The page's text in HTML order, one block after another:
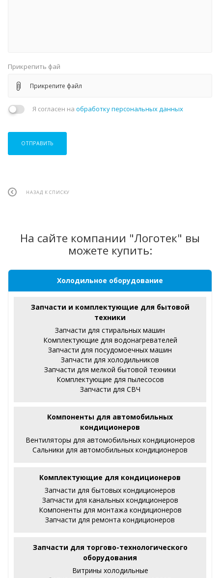
Прикрепить фай
Прикрепите файл
Я согласен на обработку персональных данных
ОТПРАВИТЬ
НАЗАД К СПИСКУ
На сайте компании "Логотек" вы
можете купить:
Холодильное оборудование
Запчасти и комплектующие для бытовой
техники
Запчасти для стиральных машин
Комплектующие для водонагревателей
Запчасти для посудомоечных машин
Запчасти для холодильников
Запчасти для мелкой бытовой техники
Комплектующие для пылесосов
Запчасти для СВЧ
Компоненты для автомобильных
кондиционеров
Вентиляторы для автомобильных кондиционеров
Сальники для автомобильных кондиционеров
Комплектующие для кондиционеров
Запчасти для бытовых кондиционеров
Запчасти для канальных кондиционеров
Компоненты для монтажа кондиционеров
Запчасти для ремонта кондиционеров
Запчасти для торгово-технологического
оборудования
Витрины холодильные